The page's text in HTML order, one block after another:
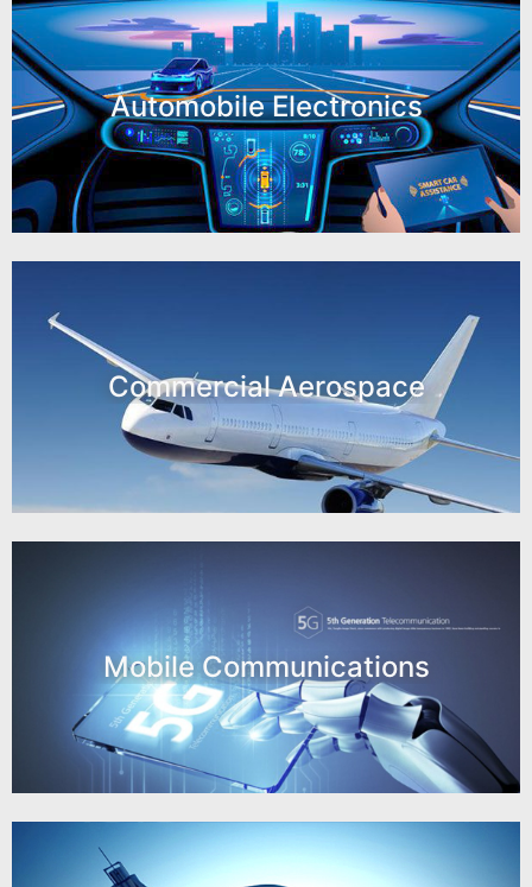
Automobile Electronics
Commercial Aerospace
Mobile Communications